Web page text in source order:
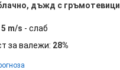
дъжд с гръмотевици
5 m/s - слаб
за валежи: 28%